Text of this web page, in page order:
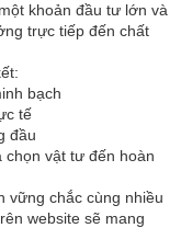
khoản đầu tư lớn và
trực tiếp đến chất
bạch
tế
đầu
vật tư đến hoàn
vững chắc cùng nhiều
website sẽ mang